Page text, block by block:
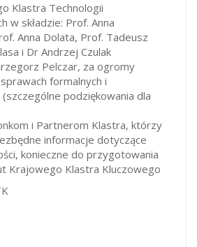
Klastra Technologii
w składzie: Prof. Anna
Anna Dolata, Prof. Tadeusz
i Dr Andrzej Czulak
Pelczar, za ogromy
formalnych i
podziękowania dla
i Partnerom Klastra, którzy
informacje dotyczące
konieczne do przygotowania
Krajowego Klastra Kluczowego